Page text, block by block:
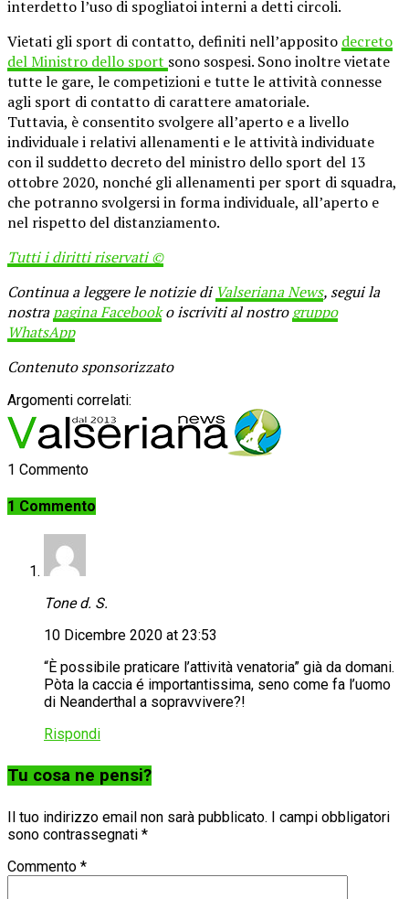
interdetto l’uso di spogliatoi interni a detti circoli.
Vietati gli sport di contatto, definiti nell’apposito decreto
del Ministro dello sport sono sospesi. Sono inoltre vietate
tutte le gare, le competizioni e tutte le attività connesse
agli sport di contatto di carattere amatoriale.
Tuttavia, è consentito svolgere all’aperto e a livello
individuale i relativi allenamenti e le attività individuate
con il suddetto decreto del ministro dello sport del 13
ottobre 2020, nonché gli allenamenti per sport di squadra,
che potranno svolgersi in forma individuale, all’aperto e
nel rispetto del distanziamento.
Tutti i diritti riservati ©
Continua a leggere le notizie di Valseriana News, segui la
nostrapagina Facebooko iscriviti al nostrogruppo
WhatsApp
Contenuto sponsorizzato
Argomenti correlati:
1 Commento
1 Commento
Tone d. S.
10 Dicembre 2020 at 23:53
“È possibile praticare l’attività venatoria” già da domani.
Pòta la caccia é importantissima, seno come fa l’uomo
di Neanderthal a sopravvivere?!
Rispondi
Tu cosa ne pensi?
Il tuo indirizzo email non sarà pubblicato. I campi obbligatori
sono contrassegnati *
Commento *